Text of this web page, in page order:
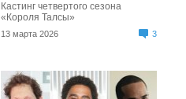
Кастинг четвертого сезона
«Короля Талсы»
13 марта 2026 3